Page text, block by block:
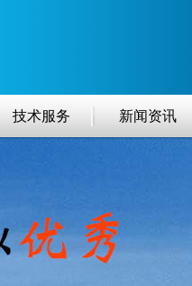
技术服务 新闻资讯